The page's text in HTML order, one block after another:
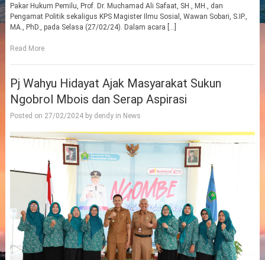
Pakar Hukum Pemilu, Prof. Dr. Muchamad Ali Safaat, SH., MH., dan
Pengamat Politik sekaligus KPS Magister Ilmu Sosial, Wawan Sobari, S.IP.,
MA., PhD., pada Selasa (27/02/24). Dalam acara […]
Read More
Pj Wahyu Hidayat Ajak Masyarakat Sukun
Ngobrol Mbois dan Serap Aspirasi
Posted on 27/02/2024by dendyin News